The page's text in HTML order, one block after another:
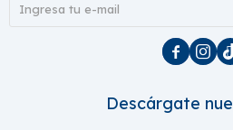
 
Descárgate